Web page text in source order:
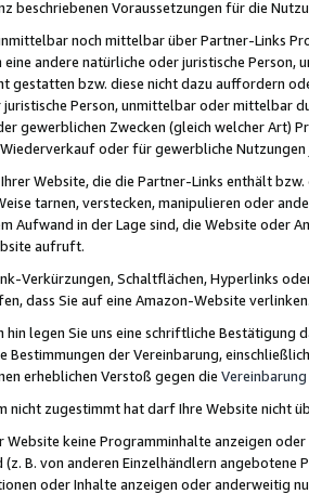
beschriebenen Voraussetzungen für die
noch mittelbar über Partner-Links
andere natürliche oder juristische
gestatten bzw. diese nicht dazu auffordern
Person, unmittelbar oder mittelbar
gewerblichen Zwecken (gleich welcher Art)
oder für gewerbliche
Ihrer Website, die die Partner-Links enthält
tarnen, verstecken, manipulieren oder
Aufwand in der Lage sind, die Website oder
aufruft.
Verkürzungen, Schaltflächen, Hyperlinks
dass Sie auf eine Amazon-Website
hin legen Sie uns eine schriftliche
Bestimmungen der Vereinbarung,
erheblichen Verstoß gegen die Vereinbarung
nicht zugestimmt hat darf Ihre Website nicht
Website keine Programminhalte anzeigen
B. von anderen Einzelhändlern
oder Inhalte anzeigen oder anderweitig